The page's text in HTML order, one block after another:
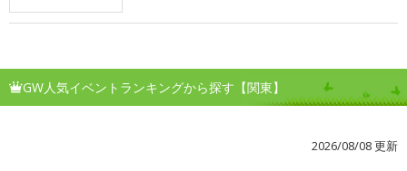
GW人気イベントランキングから探す【関東】
2026/08/08 更新